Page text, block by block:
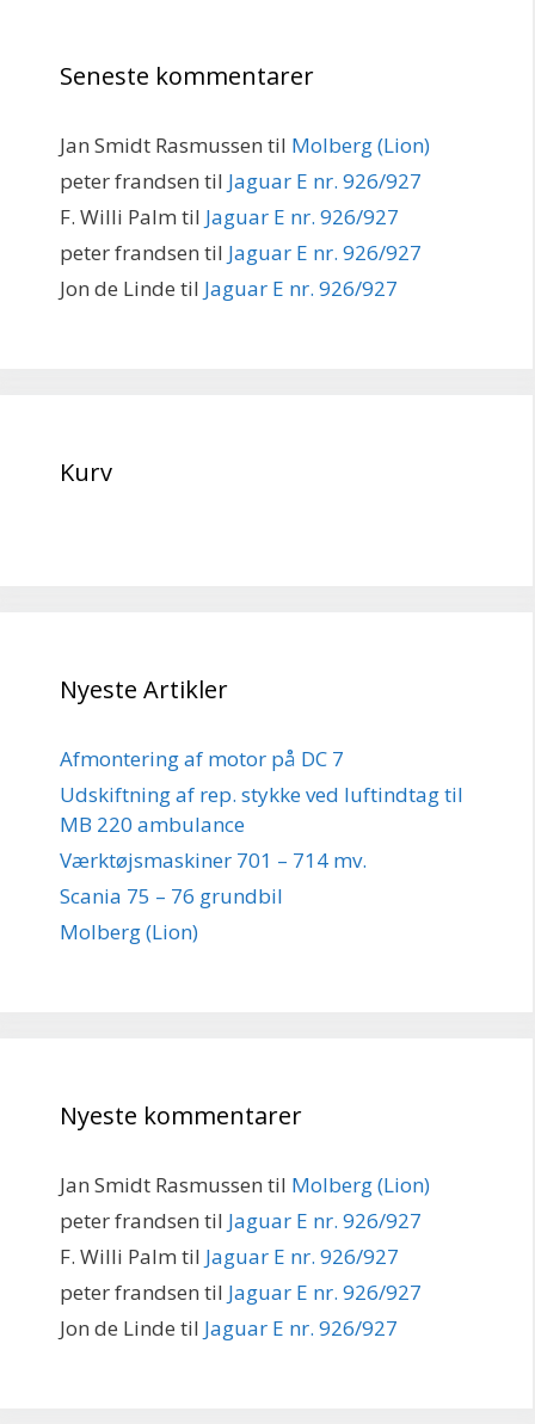
Seneste kommentarer
Jan Smidt Rasmussen til Molberg (Lion)
peter frandsen til Jaguar E nr. 926/927
F. Willi Palm til Jaguar E nr. 926/927
peter frandsen til Jaguar E nr. 926/927
Jon de Linde til Jaguar E nr. 926/927
Kurv
Nyeste Artikler
Afmontering af motor på DC 7
Udskiftning af rep. stykke ved luftindtag til
MB 220 ambulance
Værktøjsmaskiner 701 – 714 mv.
Scania 75 – 76 grundbil
Molberg (Lion)
Nyeste kommentarer
Jan Smidt Rasmussen til Molberg (Lion)
peter frandsen til Jaguar E nr. 926/927
F. Willi Palm til Jaguar E nr. 926/927
peter frandsen til Jaguar E nr. 926/927
Jon de Linde til Jaguar E nr. 926/927